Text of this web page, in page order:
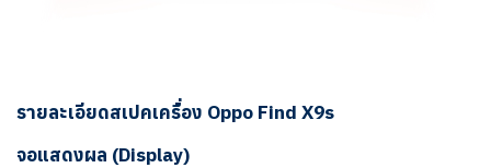
รายละเอียดสเปคเครื่อง Oppo Find X9s
จอแสดงผล (Display)